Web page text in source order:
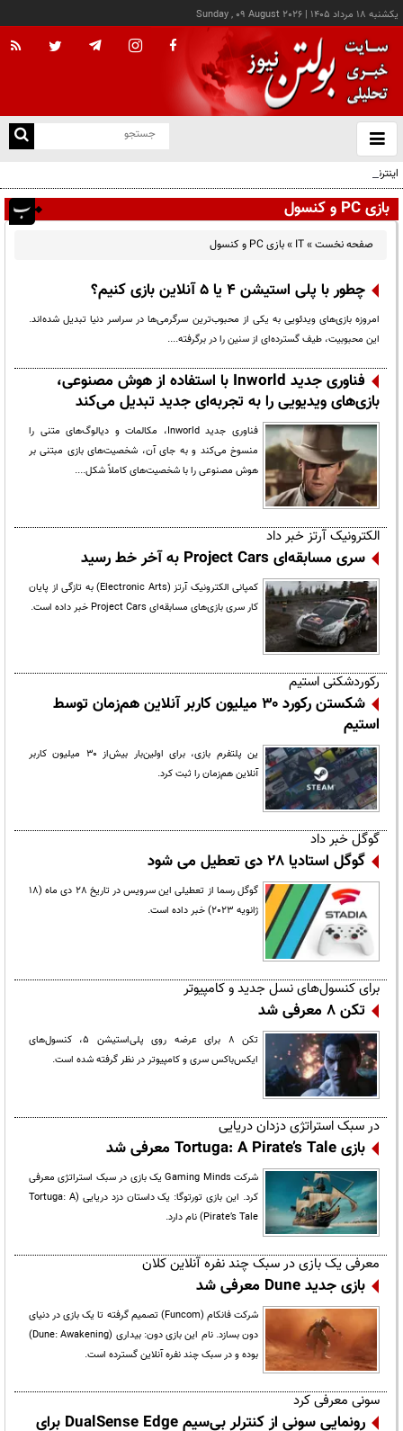
يکشنبه ۱۸ مرداد ۱۴۰۵ |
Sunday , 09 August 2026
باز
و
اینترنت چگونه مفهوم کودکی را دگرگون کرد؟
بازی PC و کنسول
صفحه نخست»
IT
»بازی PC و کنسول
چطور با پلی استیشن 4 یا 5 آنلاین بازی کنیم؟
امروزه بازی‌های ویدئویی به یکی از محبوب‌ترین سرگرمی‌ها در سراسر دنیا تبدیل شده‌اند.
این محبوبیت، طیف گسترده‌ای از سنین را در برگرفته....
فناوری جدید Inworld با استفاده از هوش مصنوعی،
بازی‌های ویدیویی را به تجربه‌ای جدید تبدیل می‌کند
فناوری جدید Inworld، مکالمات و دیالوگ‌های متنی را
منسوخ می‌کند و به جای آن، شخصیت‌های بازی مبتنی بر
هوش مصنوعی را با شخصیت‌های کاملاً شکل....
الکترونیک آرتز خبر داد
سری مسابقه‌ای Project Cars به آخر خط رسید
کمپانی الکترونیک آرتز (Electronic Arts) به تازگی از پایان
کار سری بازی‌های مسابقه‌ای Project Cars خبر داده است.
رکوردشکنی استیم
شکستن رکورد ۳۰ میلیون کاربر آنلاین هم‌زمان توسط
استیم
ین پلتفرم بازی، برای اولین‌بار بیش‌از ۳۰ میلیون کاربر
آنلاین هم‌زمان را ثبت کرد.
گوگل خبر داد
گوگل استادیا 28 دی تعطیل می شود
گوگل رسما از تعطیلی این سرویس در تاریخ 28 دی ماه (18
ژانویه 2023) خبر داده است.
برای کنسول‌های نسل جدید و کامپیوتر
تکن ۸ معرفی شد
تکن ۸ برای عرضه روی پلی‌استیشن ۵، کنسول‌های
ایکس‌باکس سری و کامپیوتر در نظر گرفته شده است.
در سبک استراتژی دزدان دریایی
بازی Tortuga: A Pirate’s Tale معرفی شد
شرکت Gaming Minds یک بازی در سبک استراتژی معرفی
کرد. این بازی تورتوگا: یک داستان دزد دریایی (Tortuga: A
Pirate’s Tale) نام دارد.
معرفی یک بازی در سبک چند نفره آنلاین کلان
بازی جدید Dune معرفی شد
شرکت فانکام (Funcom) تصمیم گرفته تا یک بازی در دنیای
دون بسازد. نام این بازی دون: بیداری (Dune: Awakening)
بوده و در سبک چند نفره آنلاین گسترده است.
سونی معرفی کرد
رونمایی سونی از کنترلر بی‌سیم DualSense Edge برای